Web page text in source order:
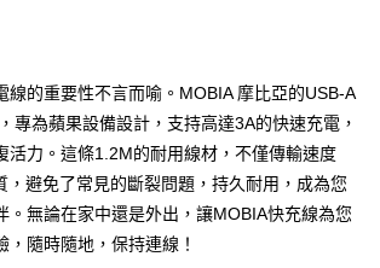
付」】
收到商品之後才付款」的支付方式。 讓您購物簡單
員、不需綁卡、不需儲值。
碼，簡訊認證，即可結帳。
／服務後，再付款。
線的重要性不言而喻。MOBIA 摩比亞的USB-A
專為蘋果設備設計，支持高達3A的快速充電，
活力。這條1.2M的耐用線材，不僅傳輸速度
，避免了常見的斷裂問題，持久耐用，成為您
。無論在家中還是外出，讓MOBIA快充線為您
，隨時隨地，保持連線！